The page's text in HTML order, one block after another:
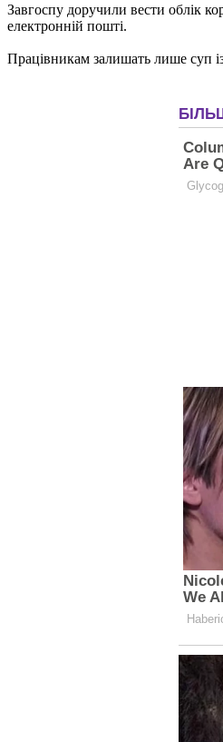
Завгоспу доручили вести облік
електронній пошті.
Працівникам залишать лише суп